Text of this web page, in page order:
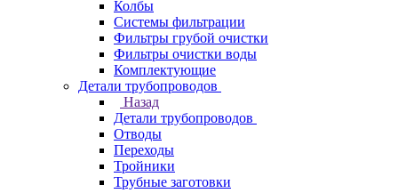
Колбы
Системы фильтрации
Фильтры грубой очистки
Фильтры очистки воды
Комплектующие
Детали трубопроводов
Назад
Детали трубопроводов
Отводы
Переходы
Тройники
Трубные заготовки